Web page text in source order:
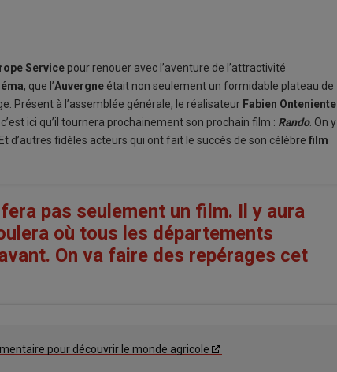
Service pour renouer avec l’aventure de l’attractivité
, que l’Auvergne était non seulement un formidable plateau de
Présent à l’assemblée générale, le réalisateur Fabien Onteniente
ici qu’il tournera prochainement son prochain film : Rando. On y
Et d’autres fidèles acteurs qui ont fait le succès de son célèbre film
pas seulement un film. Il y aura
où tous les départements
On va faire des repérages cet
pour découvrir le monde agricole